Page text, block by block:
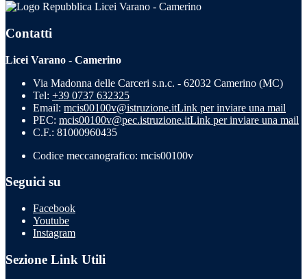
Licei Varano - Camerino
Contatti
Licei Varano - Camerino
Via Madonna delle Carceri s.n.c. - 62032 Camerino (MC)
Tel: +39 0737 632325
Email: mcis00100v@istruzione.itLink per inviare una mail
PEC: mcis00100v@pec.istruzione.itLink per inviare una mail
C.F.: 81000960435
Codice meccanografico: mcis00100v
Seguici su
Facebook
Youtube
Instagram
Sezione Link Utili